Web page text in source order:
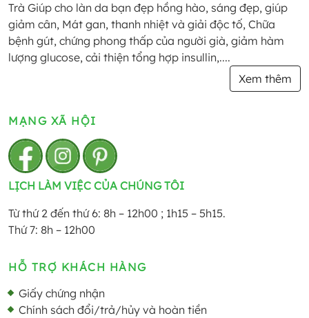
Trà Giúp cho làn da bạn đẹp hồng hào, sáng đẹp, giúp
giảm cân, Mát gan, thanh nhiệt và giải độc tố, Chữa
bệnh gút, chứng phong thấp của người già, giảm hàm
lượng glucose, cải thiện tổng hợp insullin,....
Xem thêm
MẠNG XÃ HỘI
LỊCH LÀM VIỆC CỦA CHÚNG TÔI
Từ thứ 2 đến thứ 6: 8h – 12h00 ; 1h15 – 5h15.
Thứ 7: 8h – 12h00
HỖ TRỢ KHÁCH HÀNG
Giấy chứng nhận
Chính sách đổi/trả/hủy và hoàn tiền